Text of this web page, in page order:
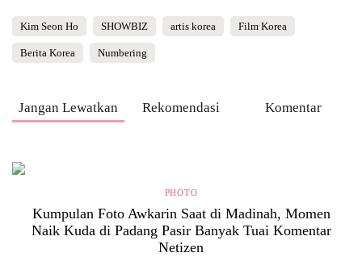
Kim Seon Ho SHOWBIZ artis korea Film Korea
Berita Korea Numbering
Jangan Lewatkan Rekomendasi Komentar
PHOTO
Kumpulan Foto Awkarin Saat di Madinah, Momen
Naik Kuda di Padang Pasir Banyak Tuai Komentar
Netizen